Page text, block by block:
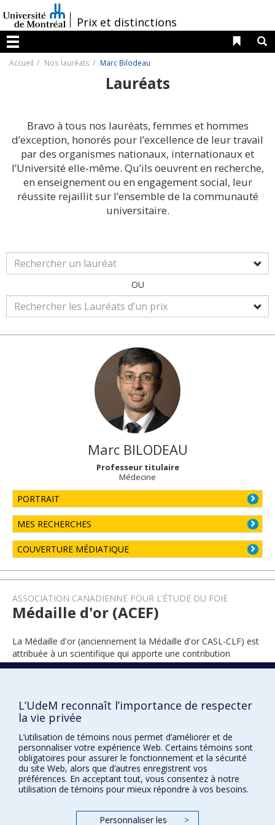
au
contenu
/Prix et distinctions
Menu
Liens
Accueil Nos lauréats Marc Bilodeau
Lauréats
Bravo à tous nos lauréats, femmes et hommes
d’exception, honorés pour l’excellence de leur travail
par des organismes nationaux, internationaux et
l’Université elle-même. Qu’ils oeuvrent en recherche,
en enseignement ou en engagement social, leur
réussite rejaillit sur l’ensemble de la communauté
universitaire.
OU
Marc BILODEAU
Professeur titulaire
Médecine
PORTRAIT
MES RECHERCHES
COUVERTURE MÉDIATIQUE
ASSOCIATION CANADIENNE POUR L’ÉTUDE DU FOIE
Médaille d'or (ACEF)
La Médaille d'or (anciennement la Médaille d'or CASL-CLF) est
attribuée à un scientifique qui apporte une contribution
exceptionnelle à la recherche sur le foie.
2023
Prix et distinctions
L’UdeM reconnaît l’importance de respecter
la vie privée
L’utilisation de témoins nous permet d’améliorer et de
personnaliser votre expérience Web. Certains témoins sont
obligatoires pour assurer le fonctionnement et la sécurité
du site Web, alors que d’autres enregistrent vos
préférences. En acceptant tout, vous consentez à notre
utilisation de témoins pour mieux répondre à vos besoins.
Personnaliser les
>